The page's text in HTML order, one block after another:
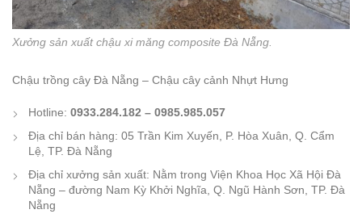
Xưởng sản xuất chậu xi măng composite Đà Nẵng.
Chậu trồng cây Đà Nẵng – Chậu cây cảnh Nhựt Hưng
Hotline: 0933.284.182 – 0985.985.057
Địa chỉ bán hàng: 05 Trần Kim Xuyến, P. Hòa Xuân, Q. Cẩm
Lệ, TP. Đà Nẵng
Địa chỉ xưởng sản xuất: Nằm trong Viện Khoa Học Xã Hội Đà
Nẵng – đường Nam Kỳ Khởi Nghĩa, Q. Ngũ Hành Sơn, TP. Đà
Nẵng